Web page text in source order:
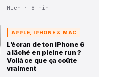
Hier · 8 min
APPLE, IPHONE & MAC
L’écran de ton iPhone 6
a lâché en pleine run ?
Voilà ce que ça coûte
vraiment